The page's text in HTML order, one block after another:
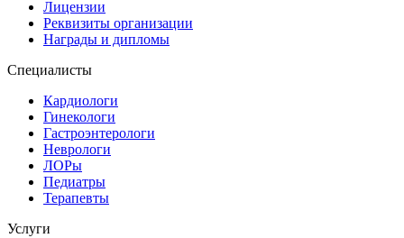
Лицензии
Реквизиты организации
Награды и дипломы
Специалисты
Кардиологи
Гинекологи
Гастроэнтерологи
Неврологи
ЛОРы
Педиатры
Терапевты
Услуги